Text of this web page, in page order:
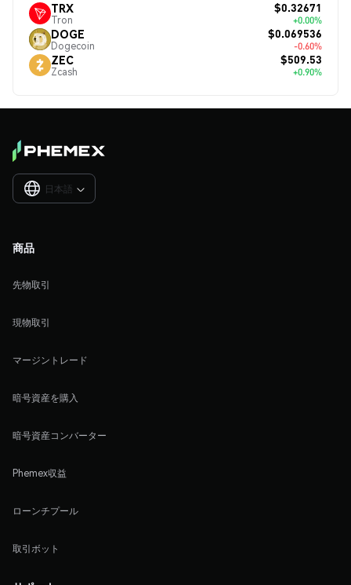
TRX
Tron
$0.32671
+0.00%
DOGE
Dogecoin
$0.069536
-0.60%
ZEC
Zcash
$509.53
+0.90%
日本語 
商品
先物取引
現物取引
マージントレード
暗号資産を購入
暗号資産コンバーター
Phemex収益
ローンチプール
取引ボット